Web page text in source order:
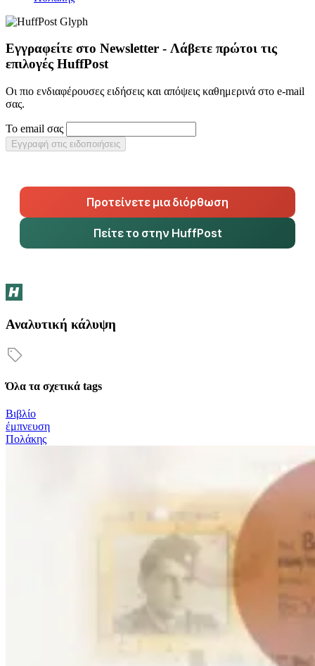
Εγγραφείτε στο Newsletter - Λάβετε πρώτοι τις
επιλογές HuffPost
Οι πιο ενδιαφέρουσες ειδήσεις και απόψεις καθημερινά στο e-mail
σας.
Το email σας
Εγγραφή στις ειδοποιήσεις
Προτείνετε μια διόρθωση
Πείτε το στην HuffPost
Αναλυτική κάλυψη
Όλα τα σχετικά tags
Βιβλίο
έμπνευση
Πολάκης